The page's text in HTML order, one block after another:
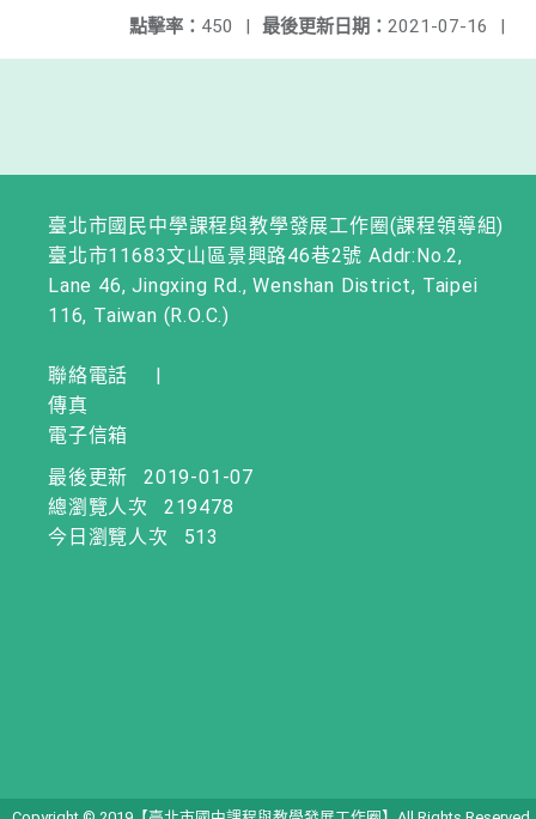
最後更新日期： 2021-07-16 |
點擊率： 450 |
臺北市國民中學課程與教學發展工作圈(課程領導組)
臺北市11683文山區景興路46巷2號 Addr:No.2,
Lane 46, Jingxing Rd., Wenshan District, Taipei
116, Taiwan (R.O.C.)
聯絡電話
|
傳真
電子信箱
最後更新
2019-01-07
總瀏覽人次
219478
今日瀏覽人次
513